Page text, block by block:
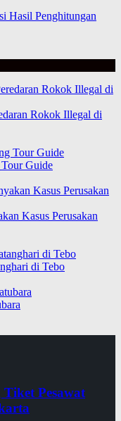
Hasil Penghitungan
Rokok Illegal di
Guide
Kasus Perusakan
di Tebo
Pesawat